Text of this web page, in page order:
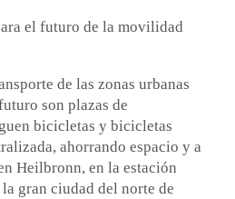
el futuro de la movilidad
de las zonas urbanas
son plazas de
bicicletas y bicicletas
ahorrando espacio y a
Heilbronn, en la estación
gran ciudad del norte de